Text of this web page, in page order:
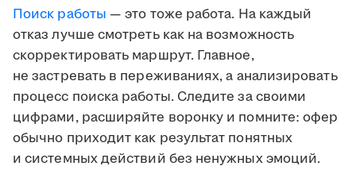
Поиск работы — это тоже работа. На каждый
отказ лучше смотреть как на возможность
скорректировать маршрут. Главное,
не застревать в переживаниях, а анализировать
процесс поиска работы. Следите за своими
цифрами, расширяйте воронку и помните: офер
обычно приходит как результат понятных
и системных действий без ненужных эмоций.